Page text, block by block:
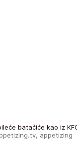
batačiće kao iz
appetizing